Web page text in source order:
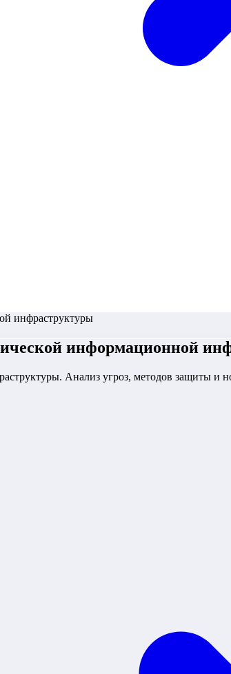
инфраструктуры
информационной
Анализ угроз, методов защиты и